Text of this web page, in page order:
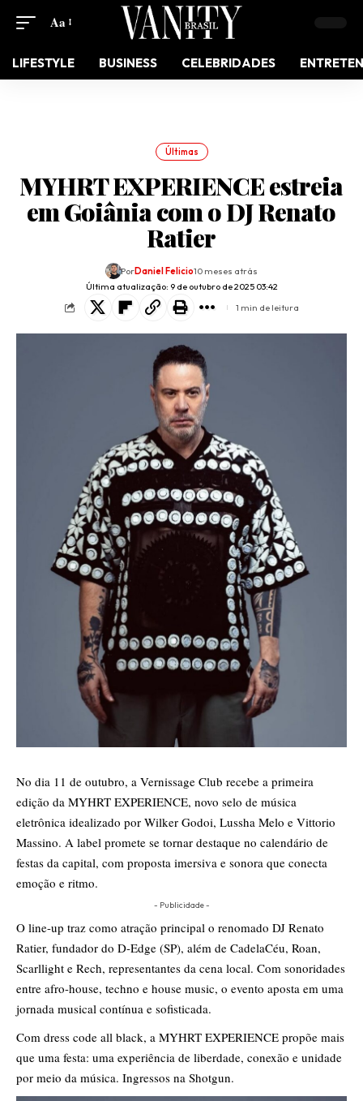
Aa
LIFESTYLE BUSINESS CELEBRIDADES
Últimas
MYHRT EXPERIENCE estreia
em Goiânia com o DJ Renato
Ratier
Última atualização: 9 de outubro de 2025 03:42
PorDaniel Felicio10 meses atrás
1 min de leitura
No dia 11 de outubro, a Vernissage Club recebe a primeira
edição da MYHRT EXPERIENCE, novo selo de música
eletrônica idealizado por Wilker Godoi, Lussha Melo e Vittorio
Massino. A label promete se tornar destaque no calendário de
festas da capital, com proposta imersiva e sonora que conecta
emoção e ritmo.
- Publicidade -
O line-up traz como atração principal o renomado DJ Renato
Ratier, fundador do D-Edge (SP), além de CadelaCéu, Roan,
Scarllight e Rech, representantes da cena local. Com sonoridades
entre afro-house, techno e house music, o evento aposta em uma
jornada musical contínua e sofisticada.
Com dress code all black, a MYHRT EXPERIENCE propõe mais
que uma festa: uma experiência de liberdade, conexão e unidade
por meio da música. Ingressos na Shotgun.